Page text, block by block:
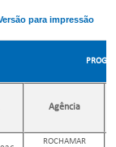
para impressão
Agência
ROCHAMAR